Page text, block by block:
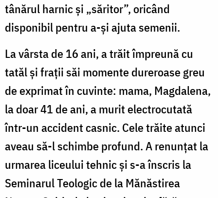
tânărul harnic și „săritor”, oricând
disponibil pentru a-și ajuta semenii.
La vârsta de 16 ani, a trăit împreună cu
tatăl și frații săi momente dureroase greu
de exprimat în cuvinte: mama, Magdalena,
la doar 41 de ani, a murit electrocutată
într-un accident casnic. Cele trăite atunci
aveau să-l schimbe profund. A renunțat la
urmarea liceului tehnic și s-a înscris la
Seminarul Teologic de la Mănăstirea